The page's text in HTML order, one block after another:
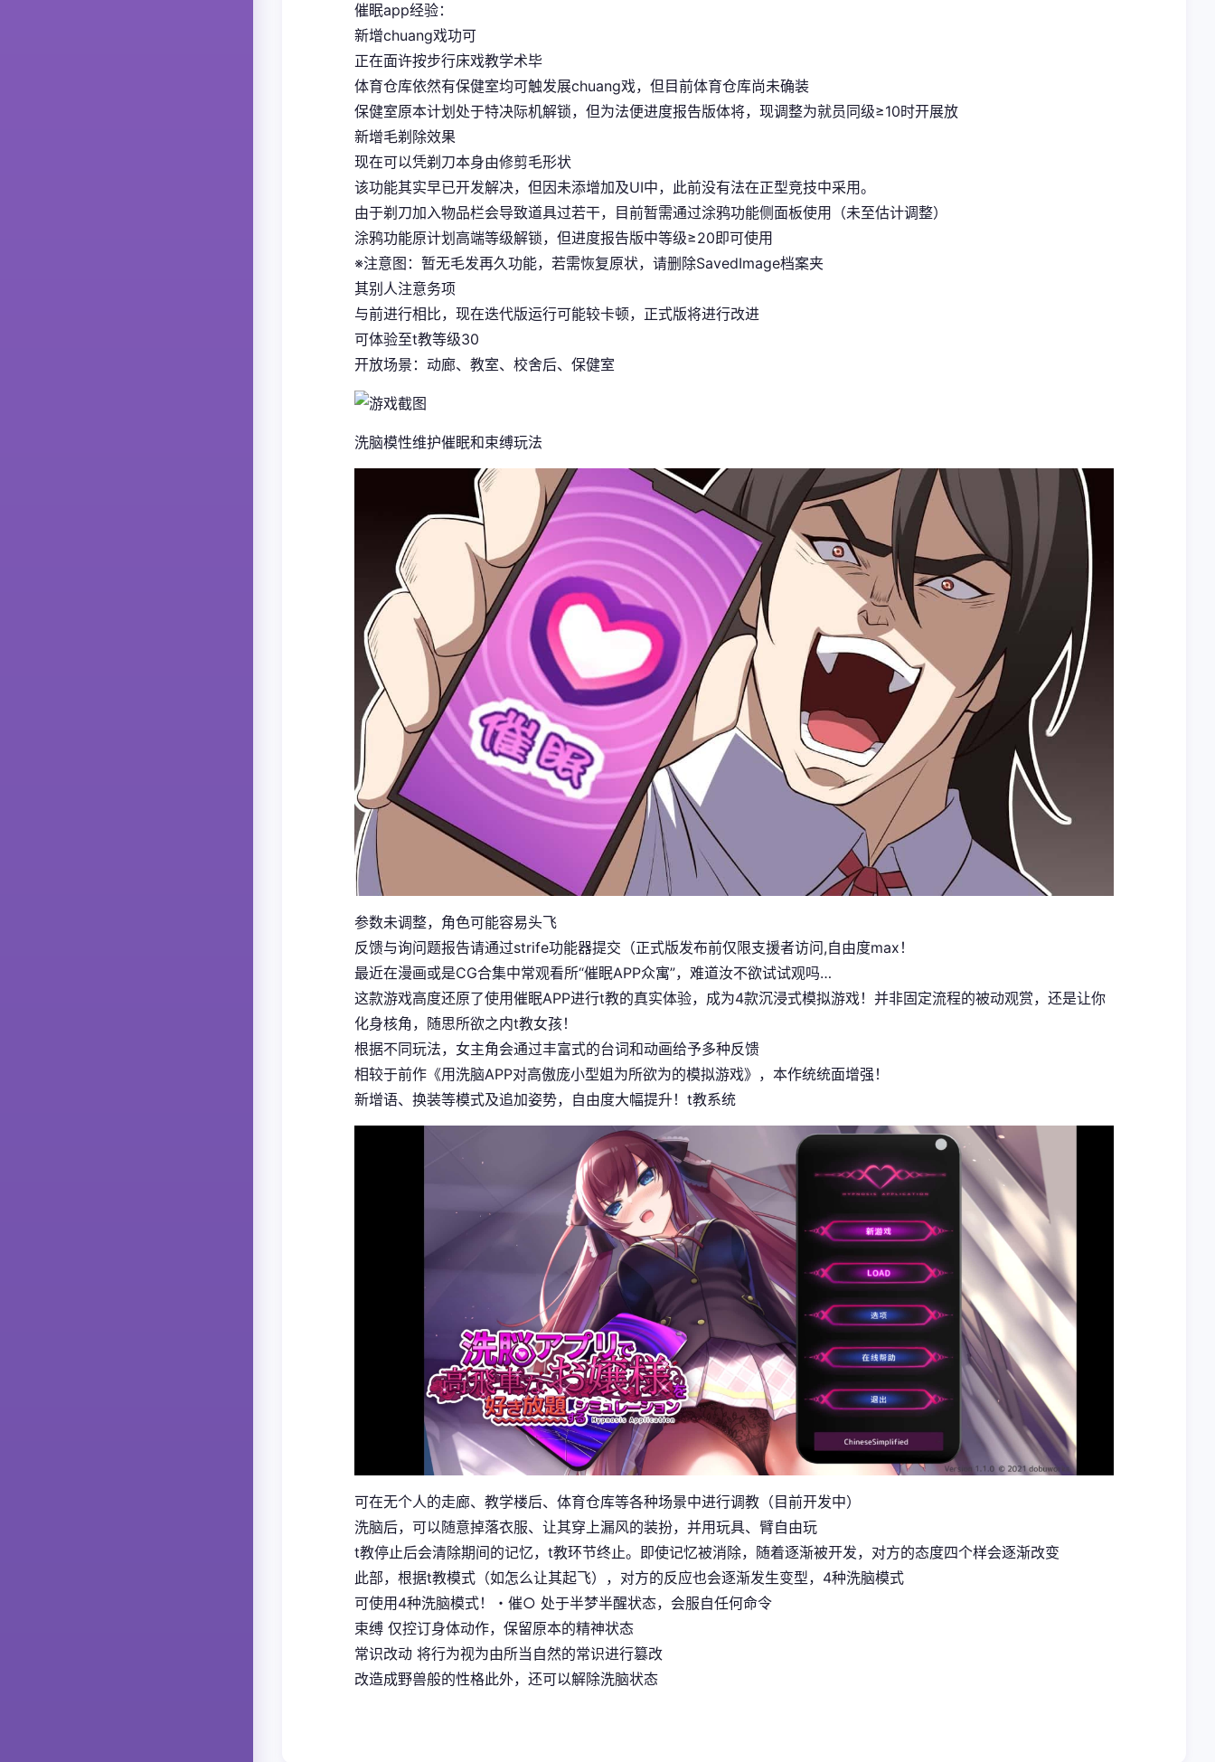
催眠app经验：
新增chuang戏功可
正在面许按步行床戏教学术毕
体育仓库依然有保健室均可触发展chuang戏，但目前体育仓库尚未确装
保健室原本计划处于特决际机解锁，但为法便进度报告版体将，现调整为就员同级≥10时开展放
新增毛剃除效果
现在可以凭剃刀本身由修剪毛形状
该功能其实早已开发解决，但因未添增加及UI中，此前没有法在正型竞技中采用。
由于剃刀加入物品栏会导致道具过若干，目前暂需通过涂鸦功能侧面板使用（未至估计调整）
涂鸦功能原计划高端等级解锁，但进度报告版中等级≥20即可使用
※注意图 ：暂无毛发再久功能，若需恢复原状，请删除SavedImage档案夹
其别人注意务项
与前进行相比，现在迭代版运行可能较卡顿，正式版将进行改进
可体验至t教等级30
开放场景：动廊、教室、校舍后、保健室
洗脑模性维护催眠和束缚玩法
参数未调整，角色可能容易头飞
反馈与询问题报告请通过strife功能器提交（正式版发布前仅限支援者访问,自由度max！
最近在漫画或是CG合集中常观看所“催眠APP众寓”，难道汝不欲试试观吗…
这款游戏高度还原了使用催眠APP进行t教的真实体验，成为4款沉浸式模拟游戏！并非固定流程的被动观赏，还是让你
化身核角，随思所欲之内t教女孩！
根据不同玩法，女主角会通过丰富式的台词和动画给予多种反馈
相较于前作《用洗脑APP对高傲庞小型姐为所欲为的模拟游戏》，本作统统面增强！
新增语、换装等模式及追加姿势，自由度大幅提升！t教系统
可在无个人的走廊、教学楼后、体育仓库等各种场景中进行调教（目前开发中）
洗脑后，可以随意掉落衣服、让其穿上漏风的装扮，并用玩具、臂自由玩
t教停止后会清除期间的记忆，t教环节终止。即使记忆被消除，随着逐渐被开发，对方的态度四个样会逐渐改变
此部，根据t教模式（如怎么让其起飞），对方的反应也会逐渐发生变型，4种洗脑模式
可使用4种洗脑模式！・催○ 处于半梦半醒状态，会服自任何命令
束缚 仅控订身体动作，保留原本的精神状态
常识改动 将行为视为由所当自然的常识进行篡改
改造成野兽般的性格此外，还可以解除洗脑状态